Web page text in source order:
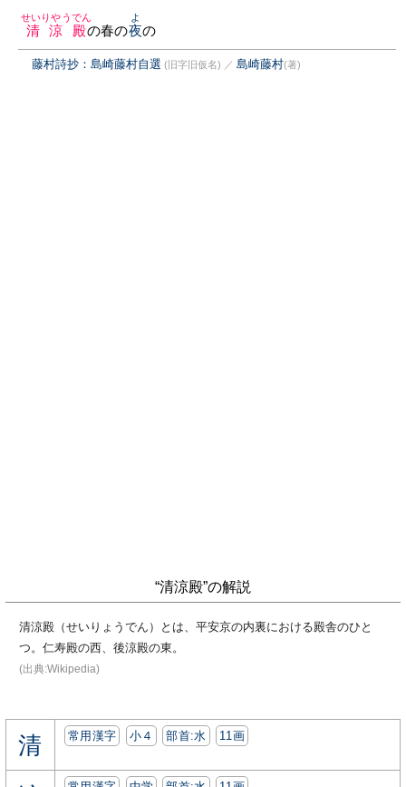
清涼殿
せいりやうでん
の春の夜
よ
の
藤村詩抄：島崎藤村自選 (旧字旧仮名) ／ 島崎藤村(著)
“清涼殿”の解説
清涼殿（せいりょうでん）とは、平安京の内裏における殿舎のひと
つ。仁寿殿の西、後涼殿の東。
(出典:Wikipedia)
清 常用漢字 小４ 部首:⽔ 11画